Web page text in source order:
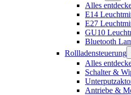
Alles
E14
E27
GU10
Bluetooth
Rollladensteuerung
Alles
Schalter &
Antriebe &